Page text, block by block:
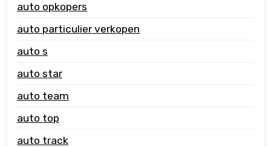
auto opkopers
auto particulier verkopen
auto s
auto star
auto team
auto top
auto track